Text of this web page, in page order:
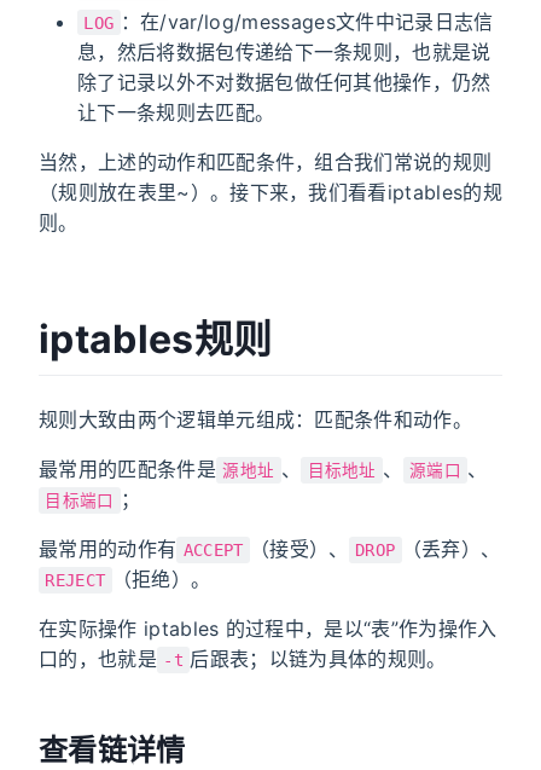
LOG ：在/var/log/messages文件中记录日志信
息，然后将数据包传递给下一条规则，也就是说
除了记录以外不对数据包做任何其他操作，仍然
让下一条规则去匹配。
当然，上述的动作和匹配条件，组合我们常说的规则
（规则放在表里~）。接下来，我们看看iptables的规
则。
iptables规则
规则大致由两个逻辑单元组成：匹配条件和动作。
最常用的匹配条件是 源地址 、 目标地址 、 源端口 、
目标端口 ；
最常用的动作有 ACCEPT （接受）、 DROP （丢弃）、
REJECT （拒绝）。
在实际操作 iptables 的过程中，是以“表”作为操作入
口的，也就是 -t 后跟表；以链为具体的规则。
查看链详情